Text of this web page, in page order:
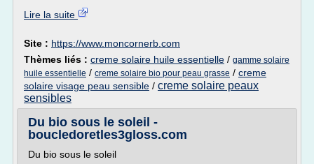
Lire la suite
Site : https://www.moncornerb.com
Thèmes liés : creme solaire huile essentielle / gamme solaire
huile essentielle / creme solaire bio pour peau grasse / creme
solaire visage peau sensible / creme solaire peaux
sensibles
Du bio sous le soleil -
boucledoretles3gloss.com
Du bio sous le soleil